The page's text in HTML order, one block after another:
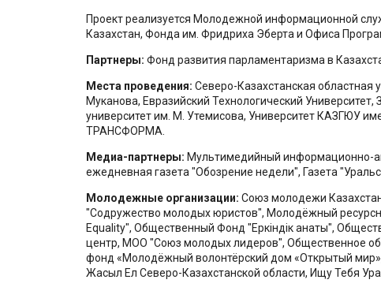
Проект реализуется Молодежной информационной
Казахстан, Фонда им. Фридриха Эберта и Офиса
Партнеры: Фонд развития парламентаризма в
Места проведения: Северо-Казахстанская областная
Муканова, Евразийский Технологический
университет им. М. Утемисова, Университет КАЗГЮУ
ТРАНСФОРМА.
Медиа-партнеры: Мультимедийный информационно-
ежедневная газета "Обозрение недели", Газета
Молодежные организации: Союз молодежи
"Содружество молодых юристов", Молодёжный
Equality", Общественный Фонд "Еркіндік қанаты",
центр, МОО "Союз молодых лидеров", Общественное
фонд «Молодёжный волонтёрский дом «Открытый
Жасыл Ел Северо-Казахстанской области, Ищу Тебя